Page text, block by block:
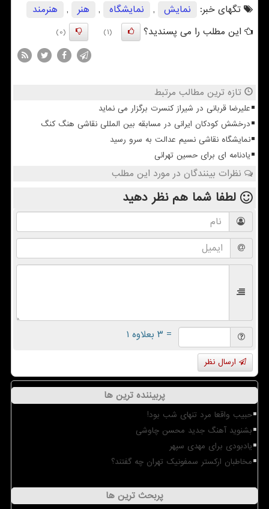
تگهای خبر:
نمایش , نمایشگاه , هنر ,
هنرمند
این مطلب را می پسندید؟
(1)
(0)
تازه ترین مطالب مرتبط
علیرضا قربانی در شیراز کنسرت برگزار می نماید
درخشش کودکان ایرانی در مسابقه بین المللی نقاشی هنگ کنگ
نمایشگاه نقاشی نسیم عدالت به سرو رسید
یادنامه ای برای حسین تهرانی
نظرات بینندگان در مورد این مطلب
لطفا شما همنظر دهید
= ۳ بعلاوه ۱
ارسال نظر
پربیننده ترین ها
حبیب واقعا مرد تنهای شب بود!
بشنوید آهنگ جدید محسن چاوشی
یادبودی برای مهدی سپهر
مخاطبان ارکستر سمفونیک تهران چه گفتند؟
پربحث ترین ها